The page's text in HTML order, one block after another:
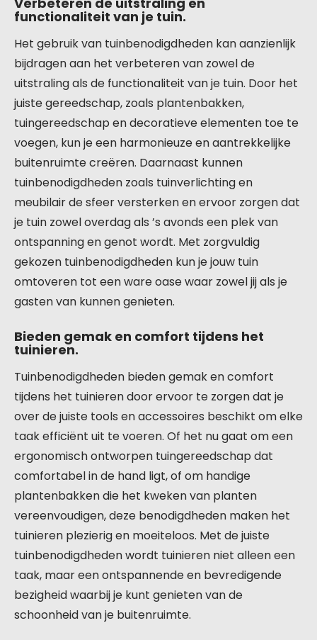
functionaliteit van je tuin.
Het gebruik van tuinbenodigdheden kan aanzienlijk
bijdragen aan het verbeteren van zowel de
uitstraling als de functionaliteit van je tuin. Door het
juiste gereedschap, zoals plantenbakken,
tuingereedschap en decoratieve elementen toe te
voegen, kun je een harmonieuze en aantrekkelijke
buitenruimte creëren. Daarnaast kunnen
tuinbenodigdheden zoals tuinverlichting en
meubilair de sfeer versterken en ervoor zorgen dat
je tuin zowel overdag als ’s avonds een plek van
ontspanning en genot wordt. Met zorgvuldig
gekozen tuinbenodigdheden kun je jouw tuin
omtoveren tot een ware oase waar zowel jij als je
gasten van kunnen genieten.
Bieden gemak en comfort tijdens het
tuinieren.
Tuinbenodigdheden bieden gemak en comfort
tijdens het tuinieren door ervoor te zorgen dat je
over de juiste tools en accessoires beschikt om elke
taak efficiënt uit te voeren. Of het nu gaat om een
ergonomisch ontworpen tuingereedschap dat
comfortabel in de hand ligt, of om handige
plantenbakken die het kweken van planten
vereenvoudigen, deze benodigdheden maken het
tuinieren plezierig en moeiteloos. Met de juiste
tuinbenodigdheden wordt tuinieren niet alleen een
taak, maar een ontspannende en bevredigende
bezigheid waarbij je kunt genieten van de
schoonheid van je buitenruimte.